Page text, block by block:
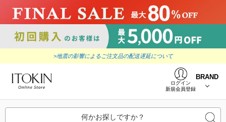
>地震の影響によるご注文品の配送遅延について
ログイン
新規会員登録
BRAND
何かお探しですか？